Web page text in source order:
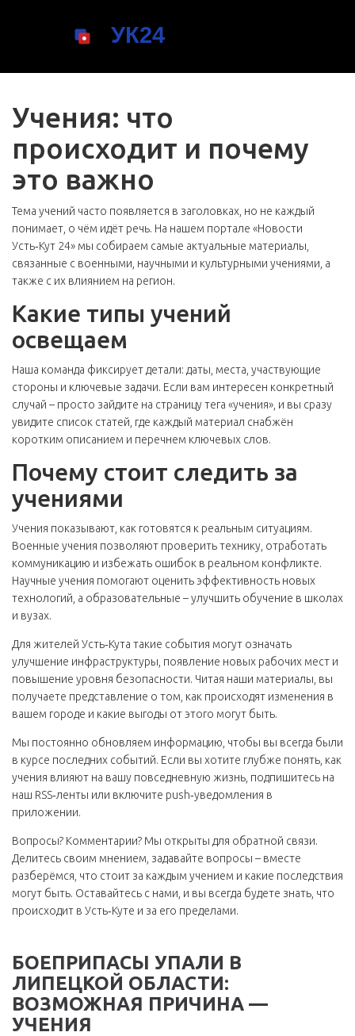
Учения: что
происходит и почему
это важно
Тема учений часто появляется в заголовках, но не каждый
понимает, о чём идёт речь. На нашем портале «Новости
Усть‑Кут 24» мы собираем самые актуальные материалы,
связанные с военными, научными и культурными учениями, а
также с их влиянием на регион.
Какие типы учений
освещаем
Наша команда фиксирует детали: даты, места, участвующие
стороны и ключевые задачи. Если вам интересен конкретный
случай – просто зайдите на страницу тега «учения», и вы сразу
увидите список статей, где каждый материал снабжён
коротким описанием и перечнем ключевых слов.
Почему стоит следить за
учениями
Учения показывают, как готовятся к реальным ситуациям.
Военные учения позволяют проверить технику, отработать
коммуникацию и избежать ошибок в реальном конфликте.
Научные учения помогают оценить эффективность новых
технологий, а образовательные – улучшить обучение в школах
и вузах.
Для жителей Усть‑Кута такие события могут означать
улучшение инфраструктуры, появление новых рабочих мест и
повышение уровня безопасности. Читая наши материалы, вы
получаете представление о том, как происходят изменения в
вашем городе и какие выгоды от этого могут быть.
Мы постоянно обновляем информацию, чтобы вы всегда были
в курсе последних событий. Если вы хотите глубже понять, как
учения влияют на вашу повседневную жизнь, подпишитесь на
наш RSS‑ленты или включите push‑уведомления в
приложении.
Вопросы? Комментарии? Мы открыты для обратной связи.
Делитесь своим мнением, задавайте вопросы – вместе
разберёмся, что стоит за каждым учением и какие последствия
могут быть. Оставайтесь с нами, и вы всегда будете знать, что
происходит в Усть‑Куте и за его пределами.
БОЕПРИПАСЫ УПАЛИ В
ЛИПЕЦКОЙ ОБЛАСТИ:
ВОЗМОЖНАЯ ПРИЧИНА —
УЧЕНИЯ